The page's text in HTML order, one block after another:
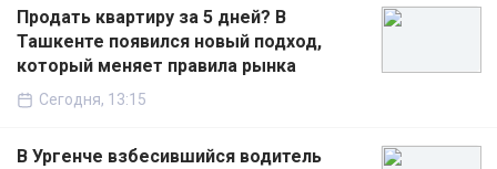
Продать квартиру за 5 дней? В
Ташкенте появился новый подход,
который меняет правила рынка
Сегодня, 13:15
В Ургенче взбесившийся водитель